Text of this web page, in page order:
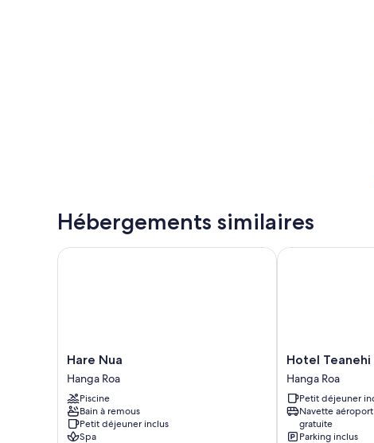
Hébergements similaires
Hare
Nua
Hanga
Roa
Hare Nua
Hanga Roa
Piscine
Bain à remous
Petit déjeuner inclus
Spa
Hare Nua
Hotel
Teanehi
Hanga
Roa
Hotel Teanehi
Hanga Roa
Petit déjeuner
Navette aéroport
gratuite
Parking inclus
Hotel Teanehi